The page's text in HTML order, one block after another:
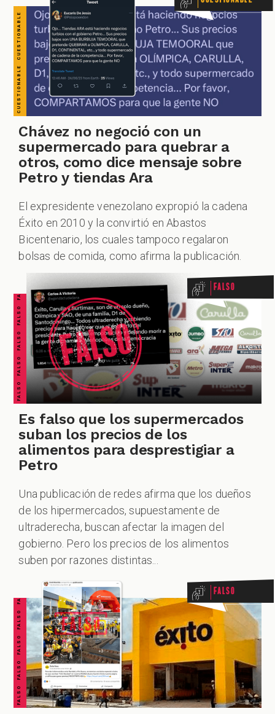
PODCAST
ZOOM
Chávez no negoció con un
supermercado para quebrar a
otros, como dice mensaje sobre
Petro y tiendas Ara
El expresidente venezolano expropió la cadena
Éxito en 2010 y la convirtió en Abastos
Bicentenario, los cuales tampoco regalaron
bolsas de comida, como afirma la publicación.
FALSO FALSO FALSO FALSO FALSO FALSO FALSO Falso
Es falso que los supermercados
suban los precios de los
alimentos para desprestigiar a
Petro
Una publicación de redes afirma que los dueños
de los hipermercados, supuestamente de
ultraderecha, buscan afectar la imagen del
gobierno. Pero los precios de los alimentos
suben por razones distintas...
FALSO FALSO FALSO FALSO FALSO FALSO FALSO Falso